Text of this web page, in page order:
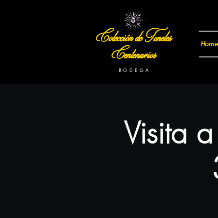
Visita
Colección de Toneles
Centenarios Home
B O D E G A